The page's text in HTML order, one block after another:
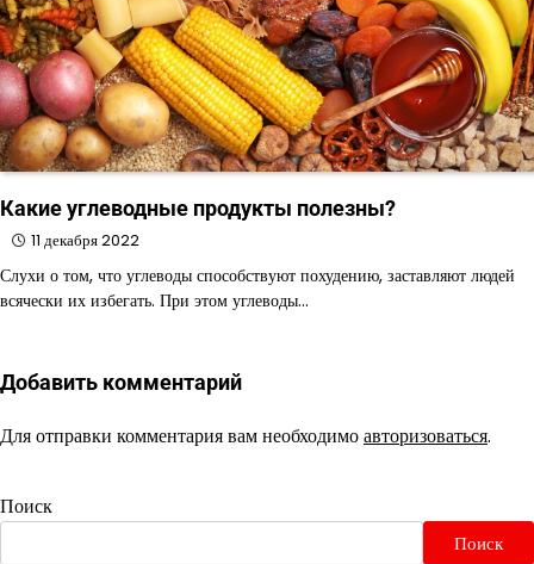
Какие углеводные продукты полезны?
11 декабря 2022
Слухи о том, что углеводы способствуют похудению, заставляют людей
всячески их избегать. При этом углеводы…
Добавить комментарий
Для отправки комментария вам необходимоавторизоваться.
Поиск
Поиск